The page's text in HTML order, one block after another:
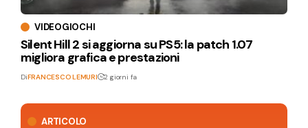
ARTICOLO
VIDEOGIOCHI
Silent Hill 2 si aggiorna su PS5: la patch 1.07
migliora grafica e prestazioni
DiFRANCESCO LEMURI 2 giorni fa